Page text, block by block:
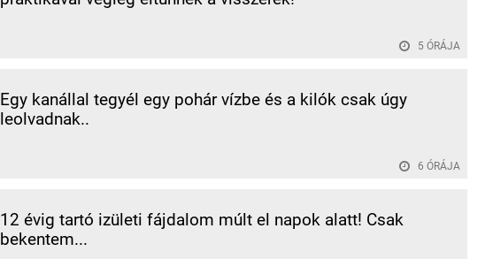
5 ÓRÁJA
Egy kanállal tegyél egy pohár vízbe és a kilók csak úgy
leolvadnak..
6 ÓRÁJA
12 évig tartó izületi fájdalom múlt el napok alatt! Csak
bekentem...